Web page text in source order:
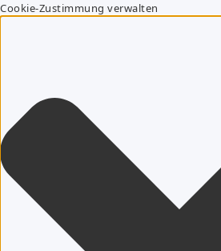
Cookie-Zustimmung verwalten